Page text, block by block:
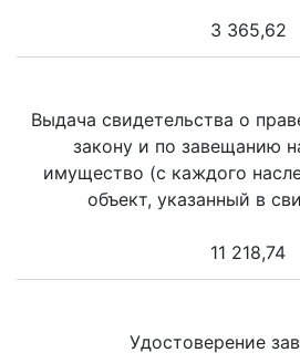
3 365,62
Выдача свидетельства о
закону и по завещанию
имущество (с каждого
объект, указанный в
11 218,74
Удостоверение